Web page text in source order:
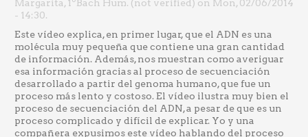
Margarita, 1ºBach Hum. (not verified) on Mon, 02/06/2014
- 14:30.
Este vídeo explica, en primer lugar, que el ADN es una
molécula muy pequeña que contiene una gran cantidad
de información. Además, nos muestran como averiguar
esa información gracias al proceso de secuenciación
desarrollado a partir del genoma humano, que fue un
proceso más lento y costoso. El vídeo ilustra muy bien el
proceso de secuenciación del ADN, a pesar de que es un
proceso complicado y difícil de explicar. Yo y una
compañera expusimos este vídeo hablando del proceso